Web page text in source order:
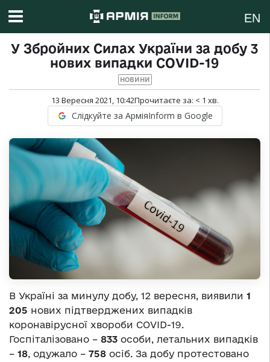
EN
У Збройних Силах України за добу 3
нових випадки COVID-19
НОВИНИ
13 Вересня 2021, 10:42Прочитаєте за: < 1 хв.
Слідкуйте за АрміяInform в Google
В Україні за минулу добу, 12 вересня, виявили 1
205 нових підтверджених випадків
коронавірусної хвороби COVID-19.
Госпіталізовано – 833 особи, летальних випадків
– 18, одужало – 758 осіб. За добу протестовано